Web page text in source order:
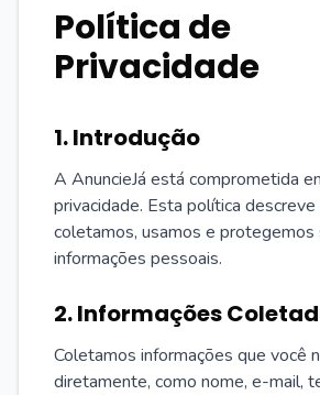
Política de
Privacidade
1. Introdução
A AnuncieJá está comprometida
privacidade. Esta política descreve
coletamos, usamos e protegemos
informações pessoais.
2. Informações
Coletamos informações que você
diretamente, como nome, e-mail,